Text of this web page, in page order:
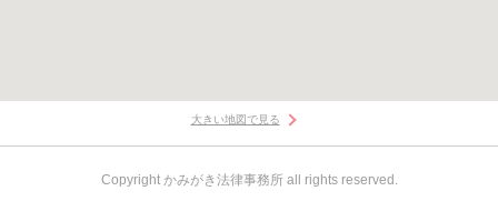
大きい地図で見る
Copyright かみがき法律事務所 all rights reserved.